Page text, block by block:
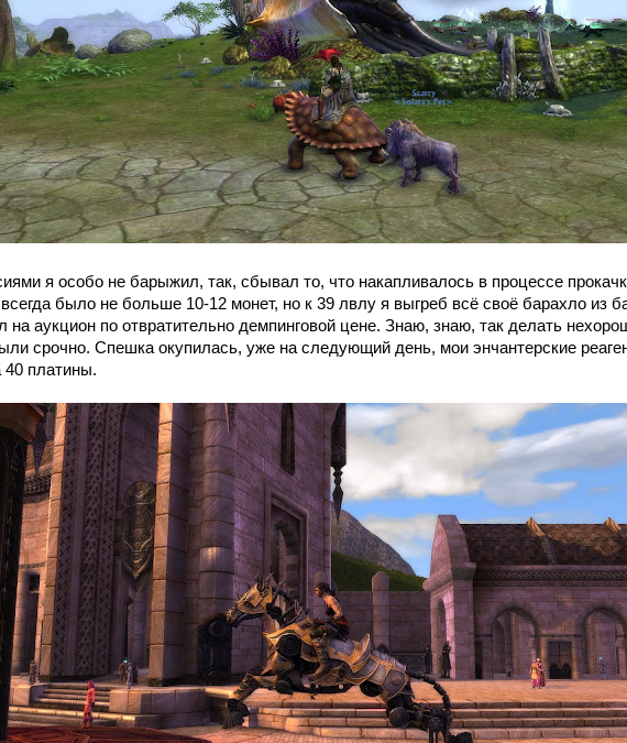
я особо не барыжил, так, сбывал то, что накапливалось в процессе
было не больше 10-12 монет, но к 39 лвлу я выгреб всё своё барахло из
на аукцион по отвратительно демпинговой цене. Знаю, знаю, так делать
срочно. Спешка окупилась, уже на следующий день, мои энчантерские
40 платины.